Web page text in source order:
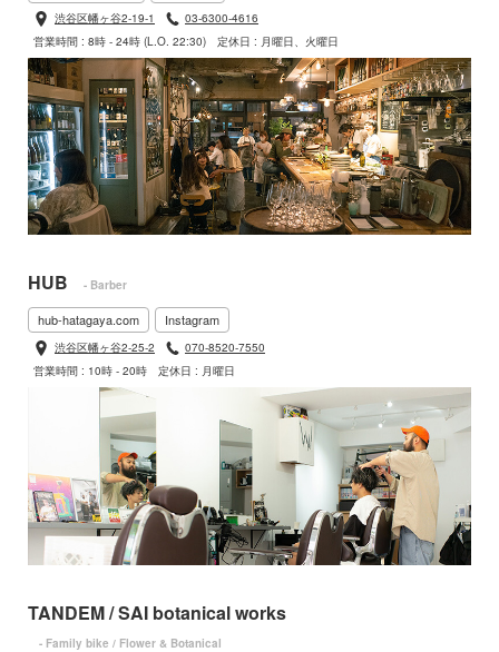
渋谷区幡ヶ谷2-19-1
03-6300-4616
営業時間 : 8時 - 24時 (L.O. 22:30)
定休日 : 月曜日、火曜日
HUB - Barber
hub-hatagaya.com Instagram
渋谷区幡ヶ谷2-25-2
070-8520-7550
営業時間 : 10時 - 20時
定休日 : 月曜日
TANDEM / SAI botanical works
- Family bike / Flower & Botanical